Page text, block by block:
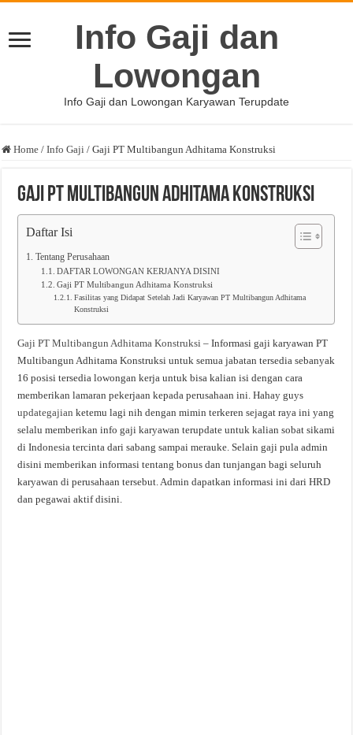
Info Gaji dan
Lowongan
Info Gaji dan Lowongan Karyawan Terupdate
Home / Info Gaji / Gaji PT Multibangun Adhitama Konstruksi
Gaji PT Multibangun Adhitama Konstruksi
Daftar Isi
Tentang Perusahaan
DAFTAR LOWONGAN KERJANYA DISINI
Gaji PT Multibangun Adhitama Konstruksi
Fasilitas yang Didapat Setelah Jadi Karyawan PT Multibangun Adhitama
Konstruksi
Gaji PT Multibangun Adhitama Konstruksi – Informasi gaji karyawan PT
Multibangun Adhitama Konstruksi untuk semua jabatan tersedia sebanyak
16 posisi tersedia lowongan kerja untuk bisa kalian isi dengan cara
memberikan lamaran pekerjaan kepada perusahaan ini. Hahay guys
updategajian ketemu lagi nih dengan mimin terkeren sejagat raya ini yang
selalu memberikan info gaji karyawan terupdate untuk kalian sobat sikami
di Indonesia tercinta dari sabang sampai merauke. Selain gaji pula admin
disini memberikan informasi tentang bonus dan tunjangan bagi seluruh
karyawan di perusahaan tersebut. Admin dapatkan informasi ini dari HRD
dan pegawai aktif disini.